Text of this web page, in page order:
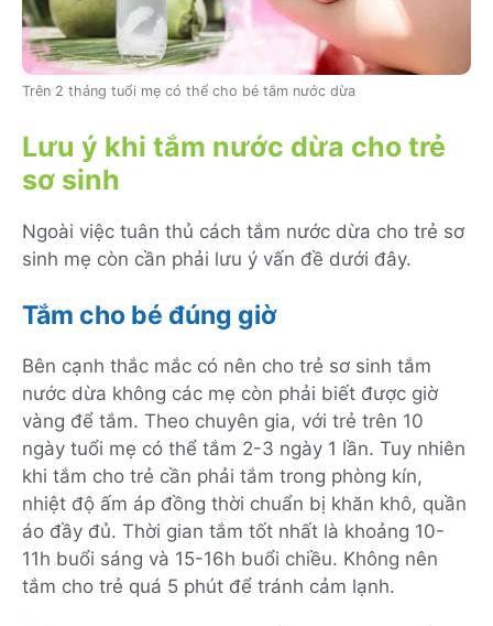
Trên 2 tháng tuổi mẹ có thể cho bé tắm nước dừa
Lưu ý khi tắm nước dừa cho trẻ
sơ sinh
Ngoài việc tuân thủ cách tắm nước dừa cho trẻ sơ
sinh mẹ còn cần phải lưu ý vấn đề dưới đây.
Tắm cho bé đúng giờ
Bên cạnh thắc mắc có nên cho trẻ sơ sinh tắm
nước dừa không các mẹ còn phải biết được giờ
vàng để tắm. Theo chuyên gia, với trẻ trên 10
ngày tuổi mẹ có thể tắm 2-3 ngày 1 lần. Tuy nhiên
khi tắm cho trẻ cần phải tắm trong phòng kín,
nhiệt độ ấm áp đồng thời chuẩn bị khăn khô, quần
áo đầy đủ. Thời gian tắm tốt nhất là khoảng 10-
11h buổi sáng và 15-16h buổi chiều. Không nên
tắm cho trẻ quá 5 phút để tránh cảm lạnh.